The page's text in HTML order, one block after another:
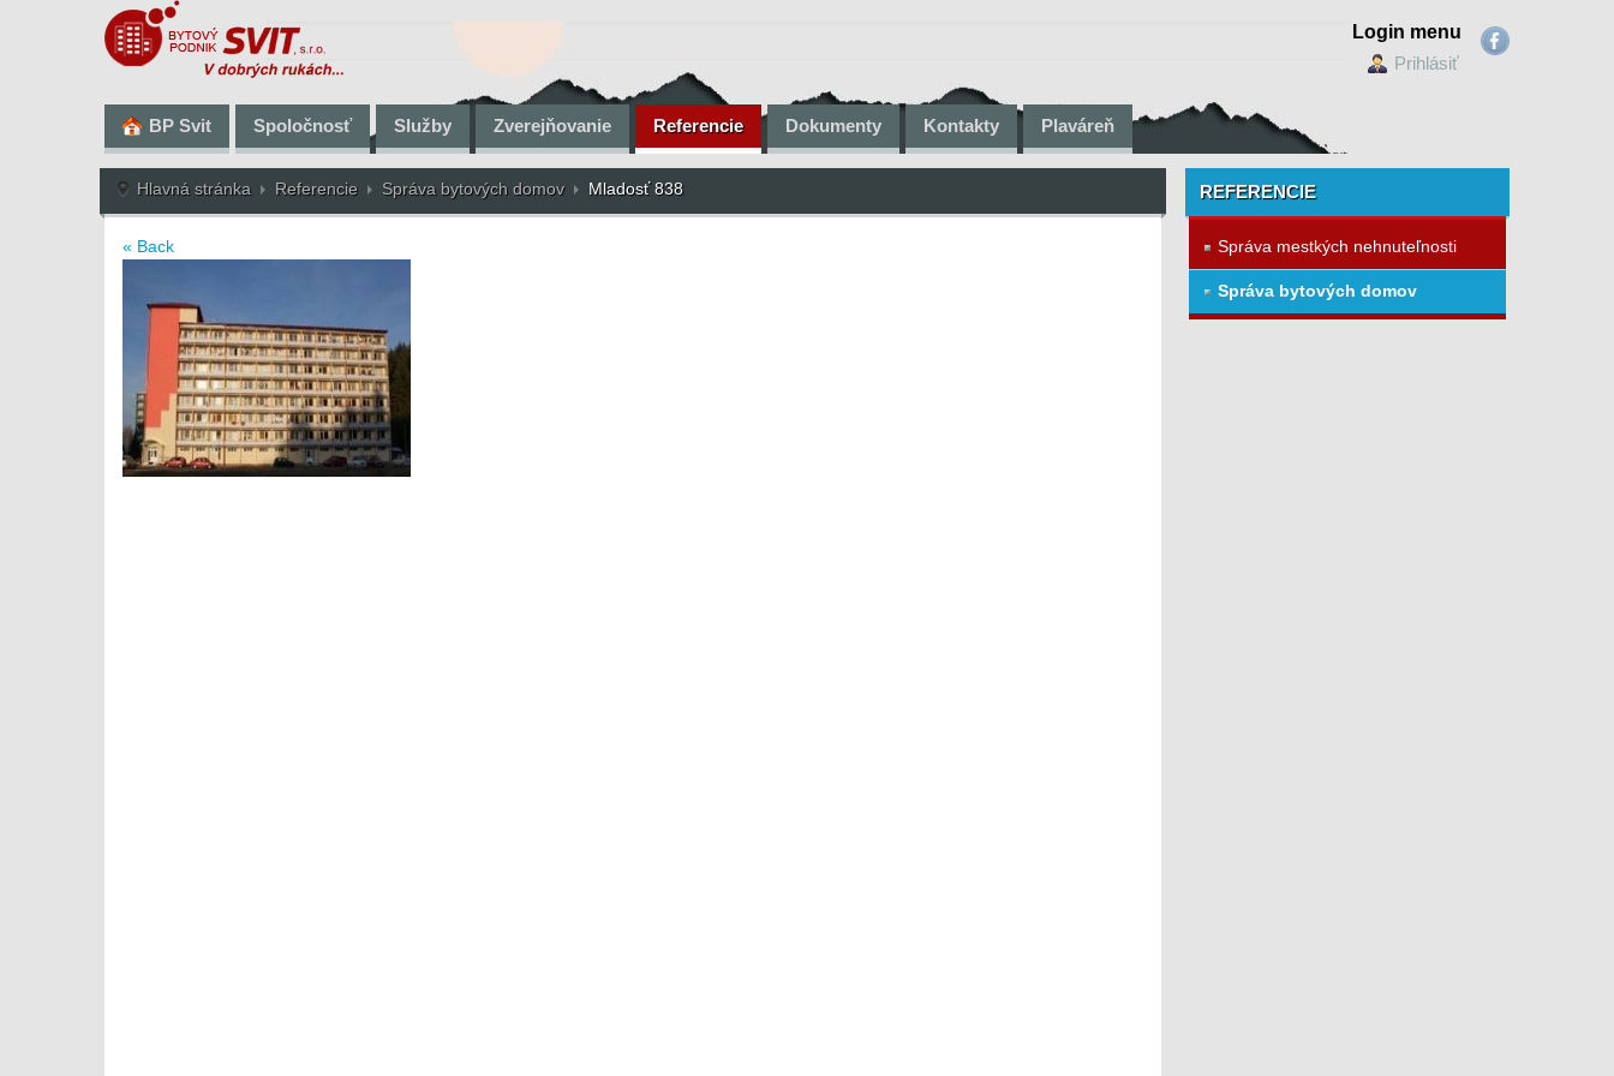
Login menu
Prihlásiť
BP Svit Spoločnosť Služby Zverejňovanie Referencie Dokumenty Kontakty Plaváreň
Hlavná stránka Referencie Správa bytových domov Mladosť 838
« Back
REFERENCIE
Správa mestkých nehnuteľnosti
Správa bytových domov